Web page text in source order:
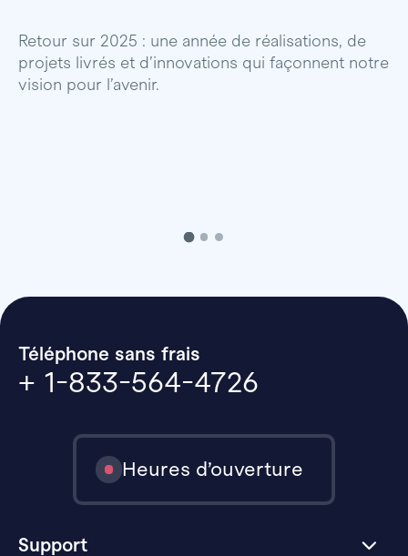
Retour sur 2025 : une année de réalisations, de
projets livrés et d’innovations qui façonnent notre
vision pour l’avenir.
Téléphone sans frais
+ 1-833-564-4726
Heures d’ouverture
Support